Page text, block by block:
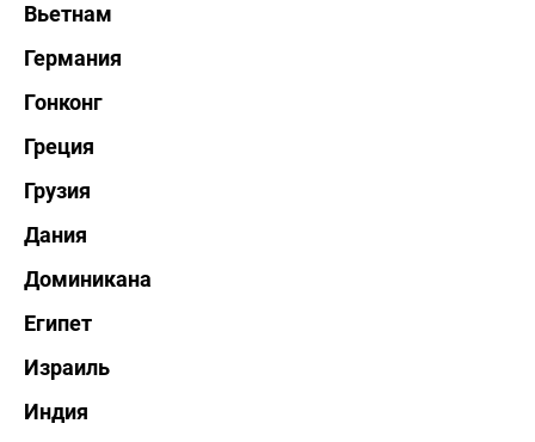
Вьетнам
Германия
Гонконг
Греция
Грузия
Дания
Доминикана
Египет
Израиль
Индия